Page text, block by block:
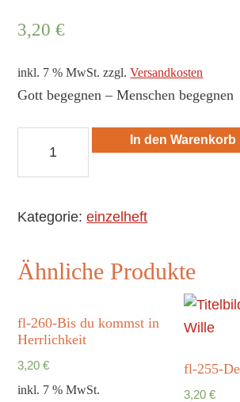
3,20€
inkl. 7 % MwSt. zzgl.Versandkosten
Gott begegnen – Menschen begegnen
Menge
In den Warenkorb
Kategorie:einzelheft
Ähnliche Produkte
fl-260-Bis du kommst in
Herrlichkeit
3,20€
inkl. 7 % MwSt.
fl-255-
3,20€